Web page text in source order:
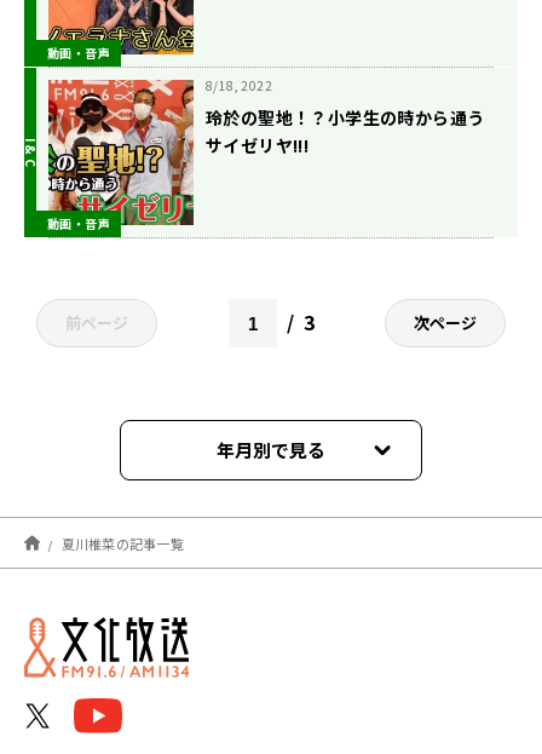
動画・音声
動画・音声
8/18, 2022
玲於の聖地！？小学生の時から通う
サイゼリヤ!!!
前ページ 3 次ページ
年月別で見る
2026年07月
2026年06月
2026年05月
夏川椎菜の記事一覧